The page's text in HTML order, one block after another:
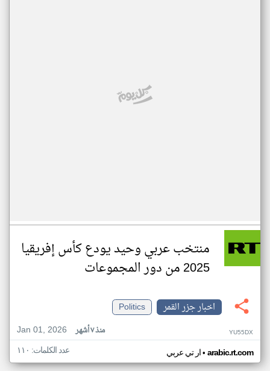
منتخب عربي وحيد يودع كأس إفريقيا
2025 من دور المجموعات
اخبار جزر القمر
Politics
Jan 01, 2026
منذ ٧ أشهر YU55DX
ار تي عربي• arabic.rt.com عدد الكلمات: ١١٠